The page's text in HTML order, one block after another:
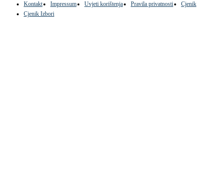
Kontakt Impressum Uvjeti korištenja Pravila privatnosti
Cjenik
Cjenik Izbori